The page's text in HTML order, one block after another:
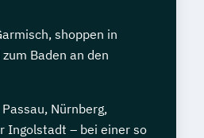
shoppen in
Baden an den
Nürnberg,
Ingolstadt – bei einer so